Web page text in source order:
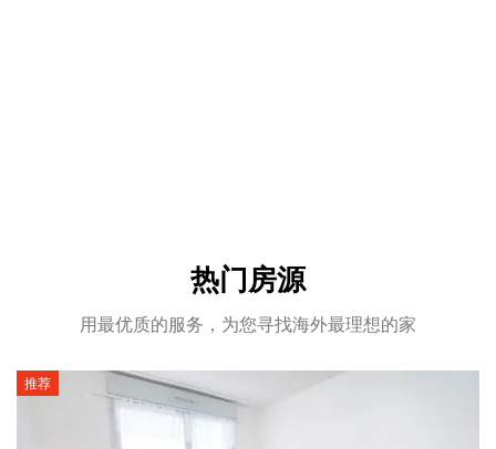
热门房源
用最优质的服务，为您寻找海外最理想的家
推荐